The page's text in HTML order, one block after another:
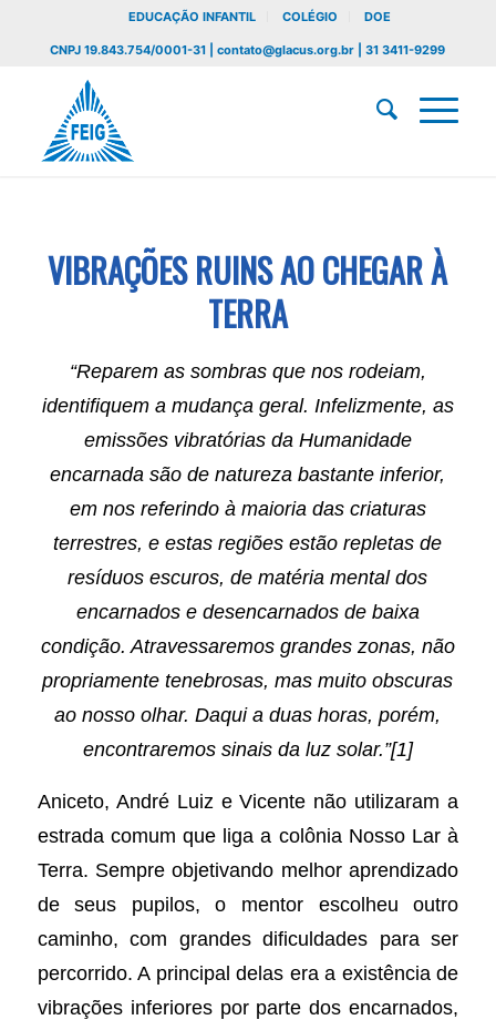
EDUCAÇÃO INFANTIL COLÉGIO DOE
CNPJ 19.843.754/0001-31 | contato@glacus.org.br | 31 3411-9299
VIBRAÇÕES RUINS AO CHEGAR À
TERRA
“Reparem as sombras que nos rodeiam,
identifiquem a mudança geral. Infelizmente, as
emissões vibratórias da Humanidade
encarnada são de natureza bastante inferior,
em nos referindo à maioria das criaturas
terrestres, e estas regiões estão repletas de
resíduos escuros, de matéria mental dos
encarnados e desencarnados de baixa
condição. Atravessaremos grandes zonas, não
propriamente tenebrosas, mas muito obscuras
ao nosso olhar. Daqui a duas horas, porém,
encontraremos sinais da luz solar.”[1]
Aniceto, André Luiz e Vicente não utilizaram a
estrada comum que liga a colônia Nosso Lar à
Terra. Sempre objetivando melhor aprendizado
de seus pupilos, o mentor escolheu outro
caminho, com grandes dificuldades para ser
percorrido. A principal delas era a existência de
vibrações inferiores por parte dos encarnados,